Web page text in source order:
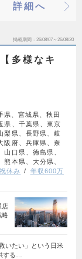
詳細へ
掲載期間 26/08/07～26/08/20
多様なキ
県、宮城県、秋田
県、千葉県、東京
梨県、長野県、岐
阪府、兵庫県、奈
口県、徳島県、
本県、大分県、
休み
年収600万
店
略
いたい」という日米
する…